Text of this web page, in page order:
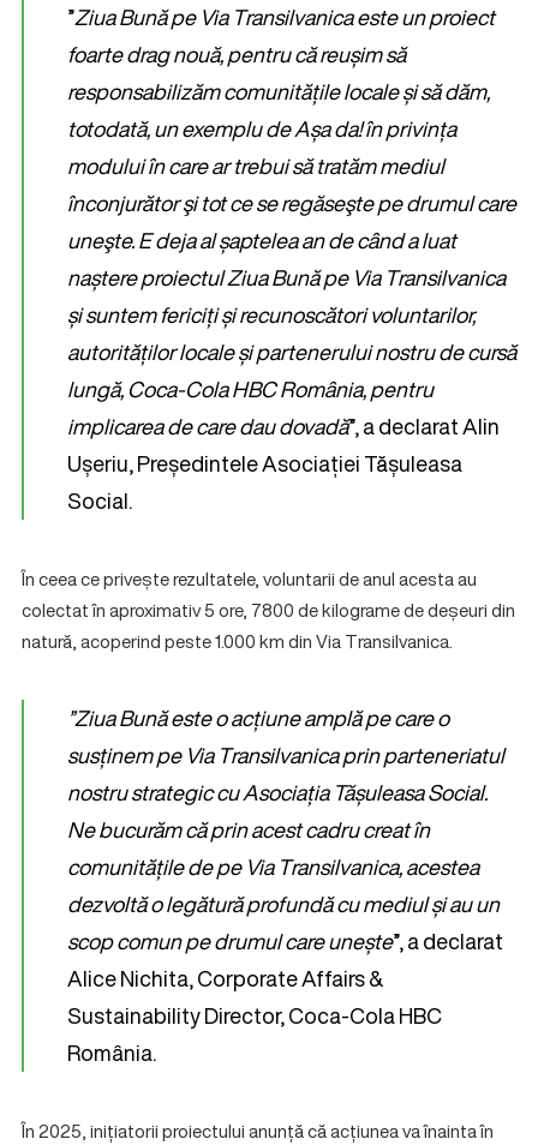
”Ziua Bună pe Via Transilvanica este un proiect
foarte drag nouă, pentru că reușim să
responsabilizăm comunitățile locale și să dăm,
totodată, un exemplu de Așa da! în privința
modului în care ar trebui să tratăm mediul
înconjurător şi tot ce se regăseşte pe drumul care
uneşte. E deja al șaptelea an de când a luat
naștere proiectul Ziua Bună pe Via Transilvanica
și suntem fericiți și recunoscători voluntarilor,
autorităților locale și partenerului nostru de cursă
lungă, Coca-Cola HBC România, pentru
implicarea de care dau dovadă”, a declarat Alin
Ușeriu, Președintele Asociației Tășuleasa
Social.
În ceea ce privește rezultatele, voluntarii de anul acesta au
colectat în aproximativ 5 ore, 7800 de kilograme de deșeuri din
natură, acoperind peste 1.000 km din Via Transilvanica.
”Ziua Bună este o acțiune amplă pe care o
susținem pe Via Transilvanica prin parteneriatul
nostru strategic cu Asociația Tășuleasa Social.
Ne bucurăm că prin acest cadru creat în
comunitățile de pe Via Transilvanica, acestea
dezvoltă o legătură profundă cu mediul și au un
scop comun pe drumul care unește”, a declarat
Alice Nichita, Corporate Affairs &
Sustainability Director, Coca-Cola HBC
România.
În 2025, inițiatorii proiectului anunță că acțiunea va înainta în